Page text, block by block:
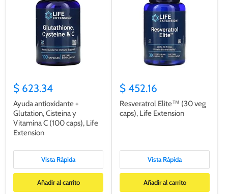
$ 623.34
Ayuda antioxidante +
Glutation, Cisteina y
Vitamina C (100 caps), Life
Extension
Vista Rápida
Añadir al carrito
$ 452.16
Resveratrol Elite™ (30 veg
caps), Life Extension
Vista Rápida
Añadir al carrito